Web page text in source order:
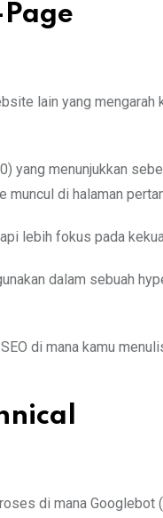
lain yang
yang menunjukkan
di halaman
lebih fokus pada
dalam sebuah
di mana kamu
di mana